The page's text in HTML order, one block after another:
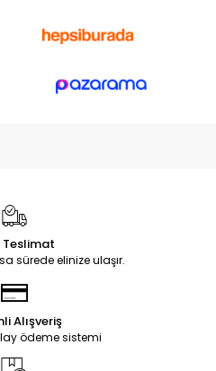
Teslimat
sürede elinize ulaşır.
Alışveriş
ödeme sistemi